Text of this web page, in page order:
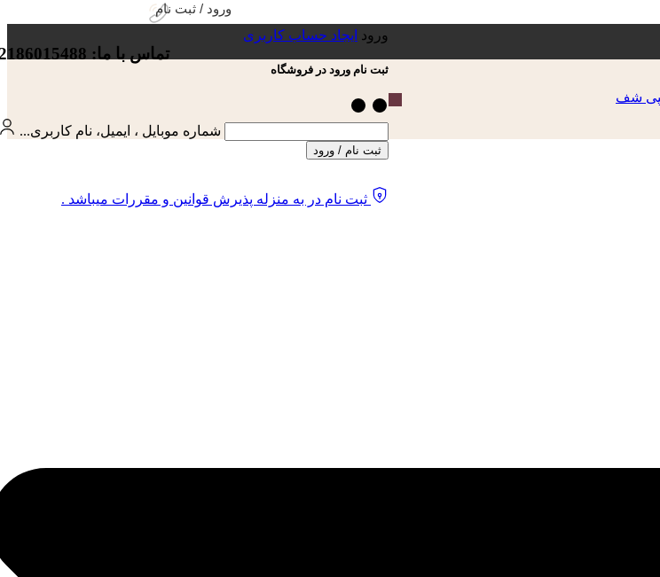
تماس با ما: 02186015488
ورود / ثبت نام
ورود
ایجاد حساب کاربری
ثبت نام ورود در فروشگاه
شماره موبایل ، ایمیل، نام کاربری...
ثبت نام / ورود
ثبت نام در به منزله پذیرش قوانین و مقررات میباشد .